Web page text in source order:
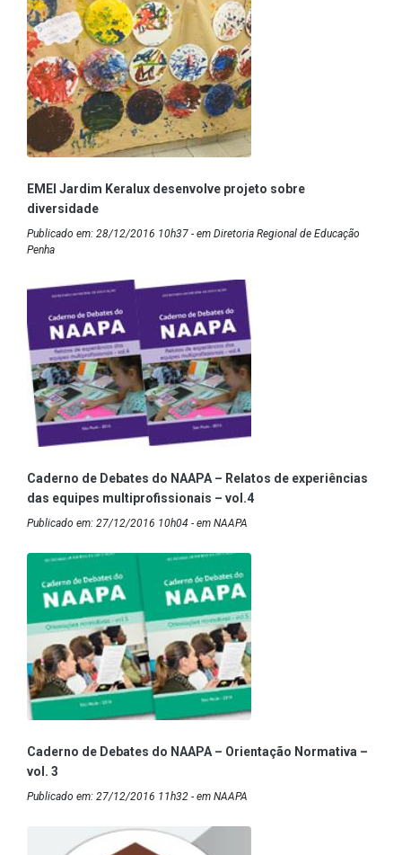
EMEI Jardim Keralux desenvolve projeto sobre
diversidade
Publicado em: 28/12/2016 10h37 - em Diretoria Regional de Educação
Penha
Caderno de Debates do NAAPA – Relatos de experiências
das equipes multiprofissionais – vol.4
Publicado em: 27/12/2016 10h04 - em NAAPA
Caderno de Debates do NAAPA – Orientação Normativa –
vol. 3
Publicado em: 27/12/2016 11h32 - em NAAPA